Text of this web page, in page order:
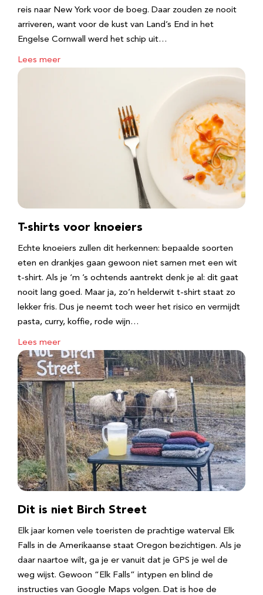
reis naar New York voor de boeg. Daar zouden ze nooit
arriveren, want voor de kust van Land’s End in het
Engelse Cornwall werd het schip uit…
Lees meer
T-shirts voor knoeiers
Echte knoeiers zullen dit herkennen: bepaalde soorten
eten en drankjes gaan gewoon niet samen met een wit
t-shirt. Als je ‘m ’s ochtends aantrekt denk je al: dit gaat
nooit lang goed. Maar ja, zo’n helderwit t-shirt staat zo
lekker fris. Dus je neemt toch weer het risico en vermijdt
pasta, curry, koffie, rode wijn…
Lees meer
Dit is niet Birch Street
Elk jaar komen vele toeristen de prachtige waterval Elk
Falls in de Amerikaanse staat Oregon bezichtigen. Als je
daar naartoe wilt, ga je er vanuit dat je GPS je wel de
weg wijst. Gewoon “Elk Falls” intypen en blind de
instructies van Google Maps volgen. Dat is hoe de